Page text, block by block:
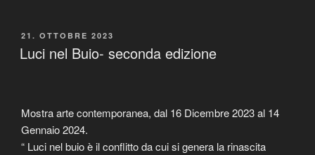
PUBBLICATO
IL
21. OTTOBRE 2023
Luci nel Buio- seconda edizione
Mostra arte contemporanea, dal 16 Dicembre 2023 al 14
Gennaio 2024.
“ Luci nel buio è il conflitto da cui si genera la rinascita